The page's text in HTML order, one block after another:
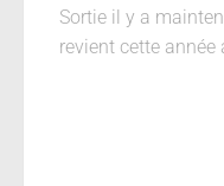
Sortie il y a
revient cette